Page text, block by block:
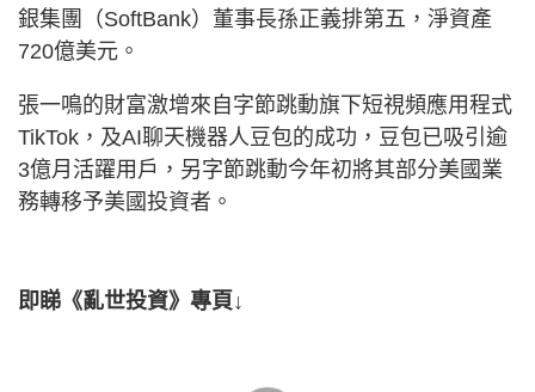
銀集團（SoftBank）董事長孫正義排第五，淨資產
720億美元。
張一鳴的財富激增來自字節跳動旗下短視頻應用程式
TikTok，及AI聊天機器人豆包的成功，豆包已吸引逾
3億月活躍用戶，另字節跳動今年初將其部分美國業
務轉移予美國投資者。
即睇《亂世投資》專頁↓